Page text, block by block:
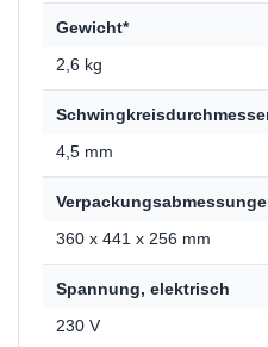
Gewicht*
2,6 kg
4,5 mm
360 x 441 x 256 mm
Spannung, elektrisch
230 V